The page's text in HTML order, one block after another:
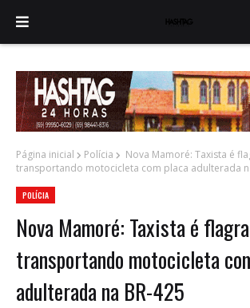
Página inicial Polícia
Nova Mamoré: Taxista é
transportando motocicleta com placa adulterada
POLÍCIA
Nova Mamoré: Taxista é
transportando motocicleta
adulterada na BR-425